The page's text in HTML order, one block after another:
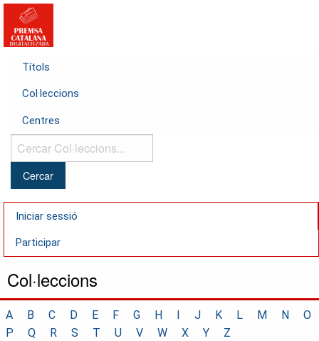
Títols
Col·leccions
Centres
Cercar
Col·leccions...
Iniciar sessió
Participar
Col·leccions
A B C D E F G H I J K L M N
O
P
Q R S T U V W X Y Z